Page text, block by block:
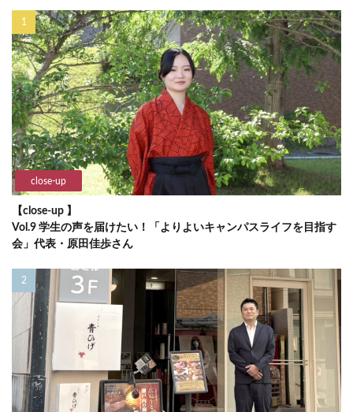
close-up
【close-up 】
Vol.9 学生の声を届けたい！「よりよいキャンパスライフを目指す
会」代表・原田佳歩さん